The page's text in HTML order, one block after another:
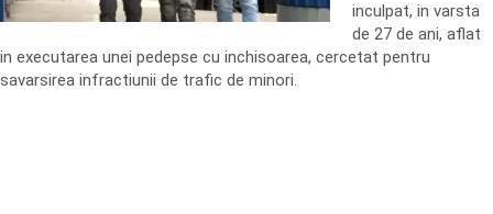
inculpat, in varsta
de 27 de ani, aflat
in executarea unei pedepse cu inchisoarea, cercetat pentru
savarsirea infractiunii de trafic de minori.